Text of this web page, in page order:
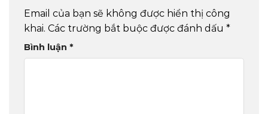
Email của bạn sẽ không được hiển thị công
khai. Các trường bắt buộc được đánh dấu *
Bình luận *